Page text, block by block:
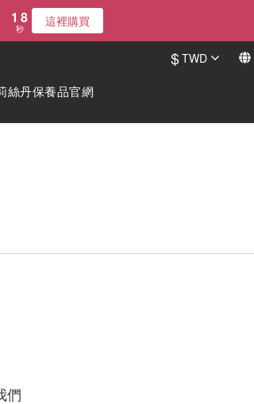
1
0
8
7
4
2
秒 這裡購買
$TWD
絲丹保養品官網
們